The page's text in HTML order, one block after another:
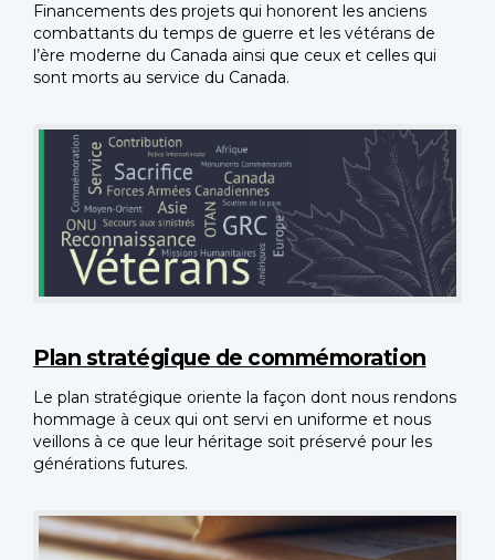
Financements des projets qui honorent les anciens
combattants du temps de guerre et les vétérans de
l’ère moderne du Canada ainsi que ceux et celles qui
sont morts au service du Canada.
Plan stratégique de commémoration
Le plan stratégique oriente la façon dont nous rendons
hommage à ceux qui ont servi en uniforme et nous
veillons à ce que leur héritage soit préservé pour les
générations futures.